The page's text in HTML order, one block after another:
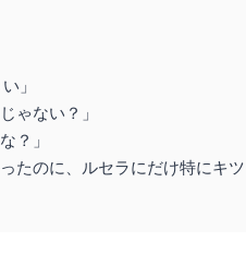
」
ゃない？」
？」
のに、ルセラにだけ特にキ